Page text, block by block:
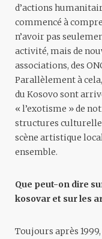
d’actions
commencé à
n’avoir pas
activité, mais de
associations, des
Parallèlement à
du Kosovo sont
« l’exotisme » de
structures
scène artistique
ensemble.
Que peut-on dire
kosovar et sur les
Toujours après